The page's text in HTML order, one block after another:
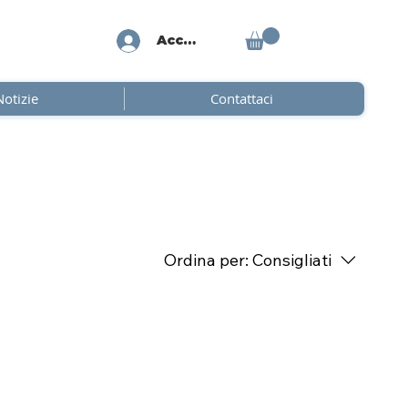
Accedi
Contattaci
Ordina per: Consigliati